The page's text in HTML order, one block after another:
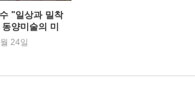
동양미술 이야기 2』
"일상과 밀착
양미술의 미
24일